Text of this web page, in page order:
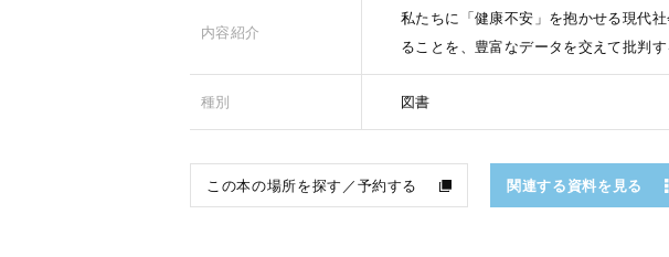
内容紹介
私たちに「健康不安」を抱かせる現代
ることを、豊富なデータを交えて批判
種別 図書
この本の場所を探す／予約する 関連する資料を見る